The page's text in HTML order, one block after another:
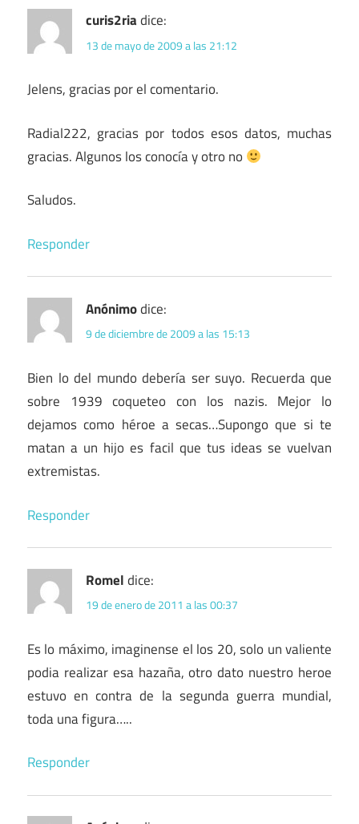
curis2riadice:
13 de mayo de 2009 a las 21:12
Jelens, gracias por el comentario.
Radial222, gracias por todos esos datos, muchas
gracias. Algunos los conocía y otro no
Saludos.
Responder
Anónimodice:
9 de diciembre de 2009 a las 15:13
Bien lo del mundo debería ser suyo. Recuerda que
sobre 1939 coqueteo con los nazis. Mejor lo
dejamos como héroe a secas…Supongo que si te
matan a un hijo es facil que tus ideas se vuelvan
extremistas.
Responder
Romeldice:
19 de enero de 2011 a las 00:37
Es lo máximo, imaginense el los 20, solo un valiente
podia realizar esa hazaña, otro dato nuestro heroe
estuvo en contra de la segunda guerra mundial,
toda una figura…..
Responder